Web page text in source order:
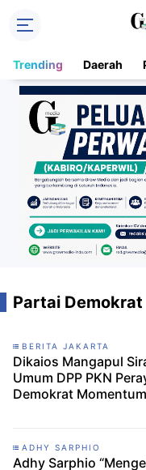
Trending Daerah
Partai Demokrat
BERITA JAKARTA
Dikaios Mangapul
Umum DPP PKN
Demokrat
ADHY SARPHIO
Adhy Sarphio